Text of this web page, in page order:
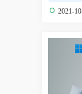
2021-